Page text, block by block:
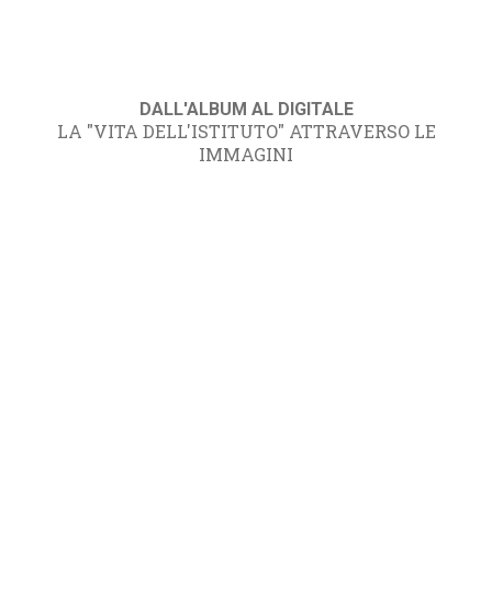
DALL'ALBUM AL DIGITALE
LA "VITA DELL'ISTITUTO" ATTRAVERSO LE
IMMAGINI